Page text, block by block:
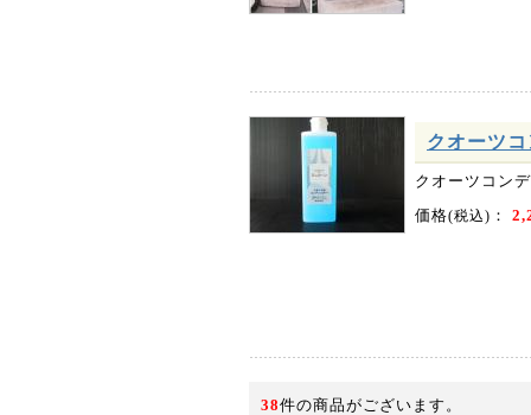
クオーツ
クオーツコン
価格(税込) ：
38件の商品がございます。